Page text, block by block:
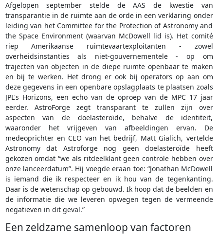
Afgelopen september stelde de AAS de kwestie van
transparantie in de ruimte aan de orde in een verklaring onder
leiding van het Committee for the Protection of Astronomy and
the Space Environment (waarvan McDowell lid is). Het comité
riep Amerikaanse ruimtevaartexploitanten - zowel
overheidsinstanties als niet-gouvernementele - op om
trajecten van objecten in de diepe ruimte openbaar te maken
en bij te werken. Het drong er ook bij operators op aan om
deze gegevens in een openbare opslagplaats te plaatsen zoals
JPL's Horizons, een echo van de oproep van de MPC 17 jaar
eerder. AstroForge zegt transparant te zullen zijn over
aspecten van de doelasteroïde, behalve de identiteit,
waaronder het vrijgeven van afbeeldingen ervan. De
medeoprichter en CEO van het bedrijf, Matt Gialich, vertelde
Astronomy dat Astroforge nog geen doelasteroïde heeft
gekozen omdat “we als ritdeelklant geen controle hebben over
onze lanceerdatum”. Hij voegde eraan toe: “Jonathan McDowell
is iemand die ik respecteer en ik hou van de tegenkanting.
Daar is de wetenschap op gebouwd. Ik hoop dat de beelden en
de informatie die we leveren opwegen tegen de vermeende
negatieven in dit geval.”
Een zeldzame samenloop van factoren